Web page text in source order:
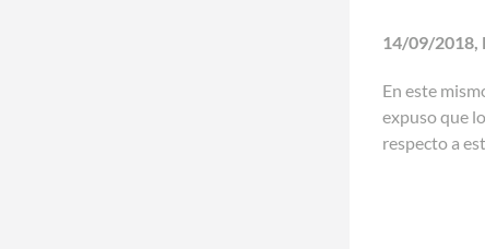
14/09/2018,
En este
expuso que
respecto a